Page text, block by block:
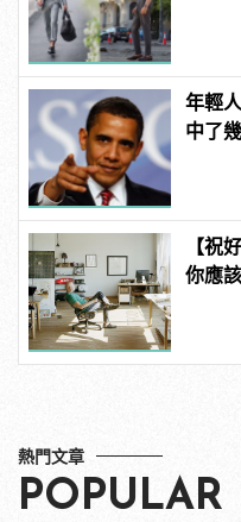
年輕
中了
【祝
你應
熱門文章
POPULAR